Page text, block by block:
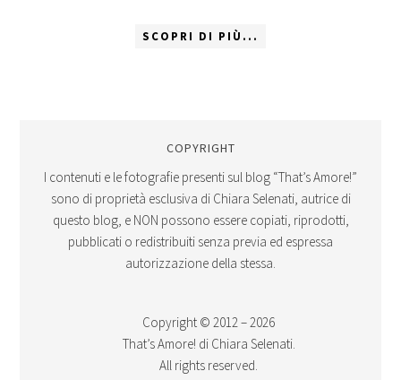
SCOPRI DI PIÙ...
COPYRIGHT
I contenuti e le fotografie presenti sul blog “That’s Amore!”
sono di proprietà esclusiva di Chiara Selenati, autrice di
questo blog, e NON possono essere copiati, riprodotti,
pubblicati o redistribuiti senza previa ed espressa
autorizzazione della stessa.
Copyright © 2012 – 2026
That’s Amore! di Chiara Selenati.
All rights reserved.